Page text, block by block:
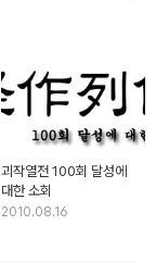
괴작열전 100회 달성에
대한 소회
2010.08.16